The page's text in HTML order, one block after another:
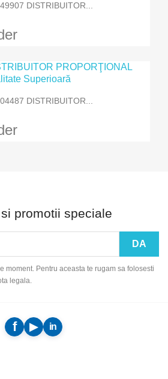
DISTRIBUITOR...
DISTRIBUITOR...
promotii speciale
moment. Pentru aceasta te rugam sa folosesti
legala.